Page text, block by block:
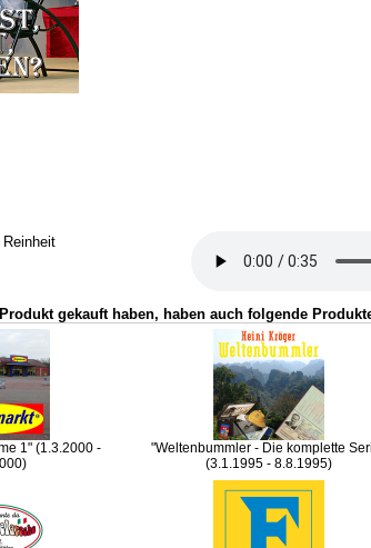
gekauft haben, haben auch folgende
1" (1.3.2000 -
"Weltenbummler - Die komplette
(3.1.1995 - 8.8.1995)